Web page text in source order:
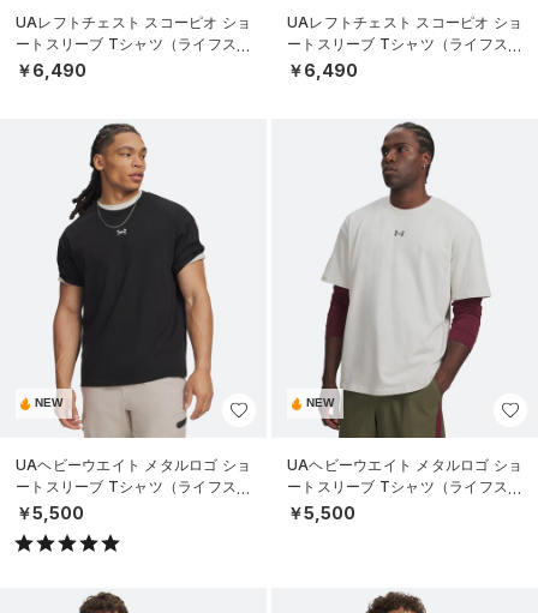
UAレフトチェスト スコーピオ ショ
ートスリーブ Tシャツ（ライフスタ
イル/MEN）
￥6,490
UAレフトチェスト スコーピオ ショ
ートスリーブ Tシャツ（ライフスタ
イル/MEN）
￥6,490
NEW
UAヘビーウエイト メタルロゴ ショ
ートスリーブ Tシャツ（ライフスタ
イル/MEN）
￥5,500
NEW
UAヘビーウエイト メタルロゴ ショ
ートスリーブ Tシャツ（ライフスタ
イル/MEN）
￥5,500